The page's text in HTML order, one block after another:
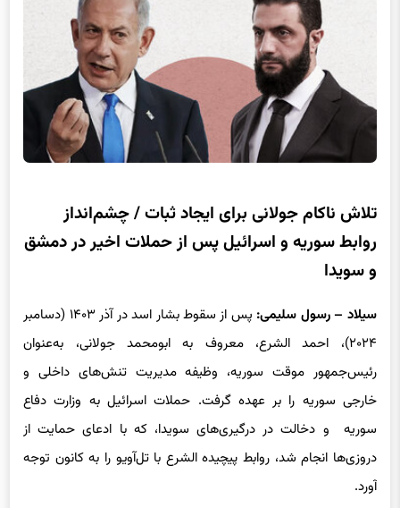
تلاش ناکام جولانی برای ایجاد ثبات / چشم‌انداز
روابط سوریه و اسرائیل پس از حملات اخیر در دمشق
و سویدا
سیلاد – رسول سلیمی:
پس از سقوط بشار اسد در آذر ۱۴۰۳ (دسامبر
۲۰۲۴)، احمد الشرع، معروف به ابومحمد جولانی، به‌عنوان
رئیس‌جمهور موقت سوریه، وظیفه مدیریت تنش‌های داخلی و
خارجی سوریه را بر عهده گرفت. حملات اسرائیل به وزارت دفاع
سوریه و دخالت در درگیری‌های سویدا، که با ادعای حمایت از
دروزی‌ها انجام شد، روابط پیچیده الشرع با تل‌آویو را به کانون توجه
آورد.